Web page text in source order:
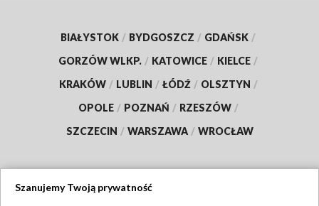
BIAŁYSTOK / BYDGOSZCZ / GDAŃSK /
GORZÓW WLKP. / KATOWICE / KIELCE /
KRAKÓW / LUBLIN / ŁÓDŹ / OLSZTYN /
OPOLE / POZNAŃ / RZESZÓW /
SZCZECIN / WARSZAWA / WROCŁAW
Szanujemy Twoją prywatność